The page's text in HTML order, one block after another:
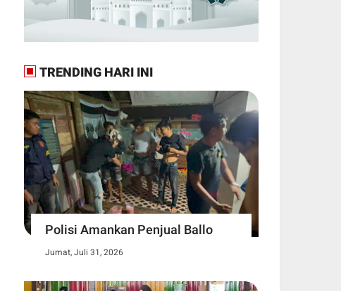
TRENDING HARI INI
Polisi Amankan Penjual Ballo
Jumat, Juli 31, 2026